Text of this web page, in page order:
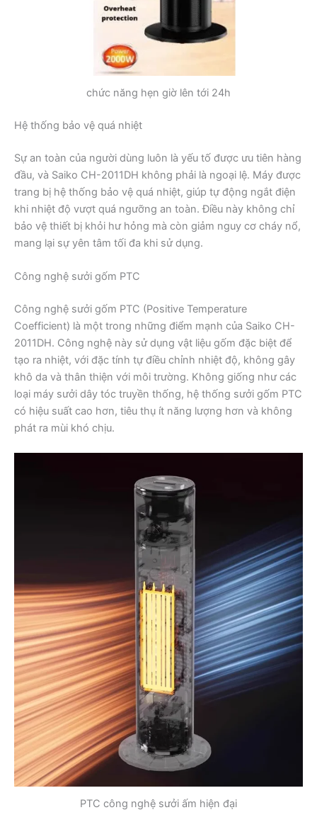
chức năng hẹn giờ lên tới 24h
Hệ thống bảo vệ quá nhiệt
Sự an toàn của người dùng luôn là yếu tố được ưu tiên hàng
đầu, và Saiko CH-2011DH không phải là ngoại lệ. Máy được
trang bị hệ thống bảo vệ quá nhiệt, giúp tự động ngắt điện
khi nhiệt độ vượt quá ngưỡng an toàn. Điều này không chỉ
bảo vệ thiết bị khỏi hư hỏng mà còn giảm nguy cơ cháy nổ,
mang lại sự yên tâm tối đa khi sử dụng.
Công nghệ sưởi gốm PTC
Công nghệ sưởi gốm PTC (Positive Temperature
Coefficient) là một trong những điểm mạnh của Saiko CH-
2011DH. Công nghệ này sử dụng vật liệu gốm đặc biệt để
tạo ra nhiệt, với đặc tính tự điều chỉnh nhiệt độ, không gây
khô da và thân thiện với môi trường. Không giống như các
loại máy sưởi dây tóc truyền thống, hệ thống sưởi gốm PTC
có hiệu suất cao hơn, tiêu thụ ít năng lượng hơn và không
phát ra mùi khó chịu.
PTC công nghệ sưởi ấm hiện đại